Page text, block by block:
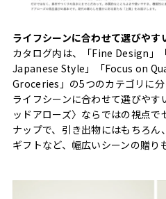
ライフシーンに合わせて選びやす
カタログ内は、「Fine Design
Japanese Style」「Focus on
Groceries」の5つのカテゴリに
ライフシーンに合わせて選びや
ッドアローズ〉ならではの視点
ナップで、引き出物にはもちろ
ギフトなど、幅広いシーンの贈り